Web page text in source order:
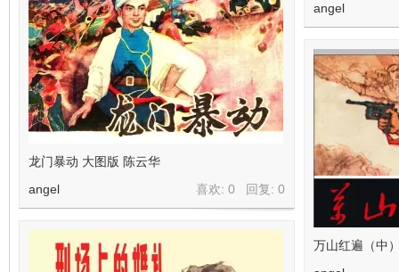
angel
龙门暴动 大图版 陈云华
喜欢: 0 回复: 0
angel
万山红遍（中